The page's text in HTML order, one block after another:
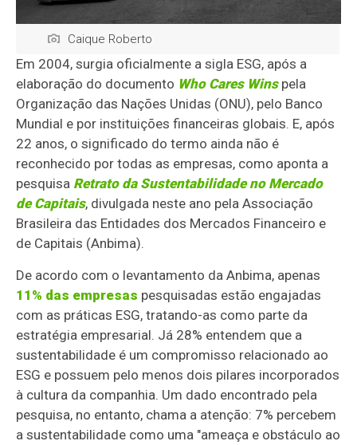
Caique Roberto
Em 2004, surgia oficialmente a sigla ESG, após a
elaboração do documento Who Cares Winspela
Organização das Nações Unidas (ONU), pelo Banco
Mundial e por instituições financeiras globais. E, após
22 anos, o significado do termo ainda não é
reconhecido por todas as empresas, como aponta a
pesquisa Retrato da Sustentabilidade no Mercado
de Capitais, divulgada neste ano pela Associação
Brasileira das Entidades dos Mercados Financeiro e
de Capitais (Anbima).
De acordo com o levantamento da Anbima, apenas
11% das empresas pesquisadas estão engajadas
com as práticas ESG, tratando-as como parte da
estratégia empresarial. Já 28% entendem que a
sustentabilidade é um compromisso relacionado ao
ESG e possuem pelo menos dois pilares incorporados
à cultura da companhia. Um dado encontrado pela
pesquisa, no entanto, chama a atenção: 7% percebem
a sustentabilidade como uma "ameaça e obstáculo ao